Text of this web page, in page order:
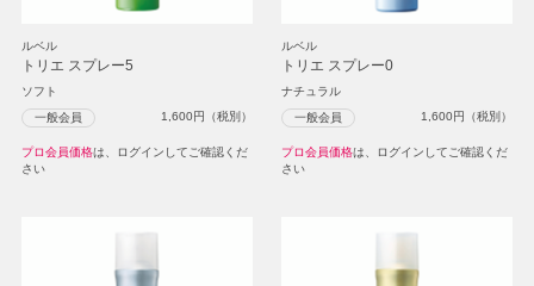
ルベル
トリエ スプレー5
ソフト
一般会員 1,600円（税別）
プロ会員価格は、ログインしてご確認くだ
さい
ルベル
トリエ スプレー0
ナチュラル
一般会員 1,600円（税別）
プロ会員価格は、ログインしてご確認くだ
さい